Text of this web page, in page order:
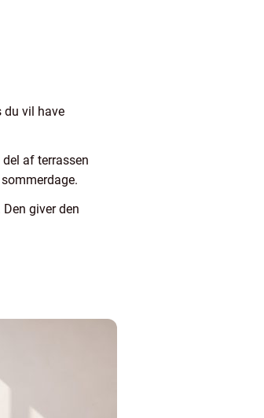
du vil have
af terrassen
giver den